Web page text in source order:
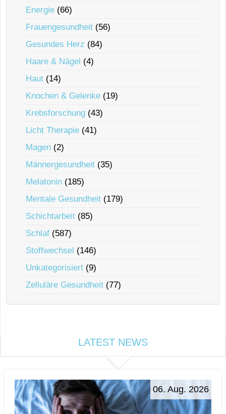
Energie (66)
Frauengesundheit (56)
Gesundes Herz (84)
Haare & Nägel (4)
Haut (14)
Knochen & Gelenke (19)
Krebsforschung (43)
Licht Therapie (41)
Magen (2)
Männergesundheit (35)
Melatonin (185)
Mentale Gesundheit (179)
Schichtarbeit (85)
Schlaf (587)
Stoffwechsel (146)
Unkategorisiert (9)
Zelluläre Gesundheit (77)
LATEST NEWS
06. Aug. 2026